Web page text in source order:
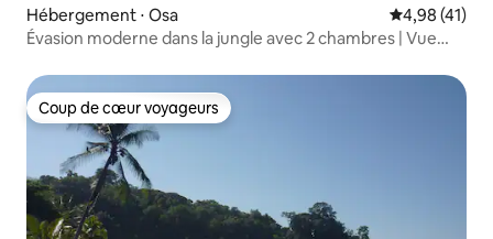
Hébergement ⋅ Osa Évaluation
4,98 (41)
Évasion moderne dans la jungle avec 2 chambres | Vue
Coup de cœur voyageurs
Coup de cœur voyageurs